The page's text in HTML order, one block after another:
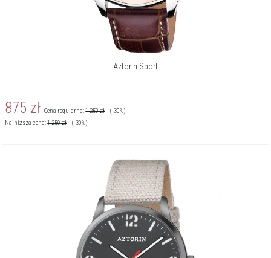
Aztorin Sport
875 zł Cena regularna:1 250zł
(-30%)
Najniższa cena:1 250zł (-30%)